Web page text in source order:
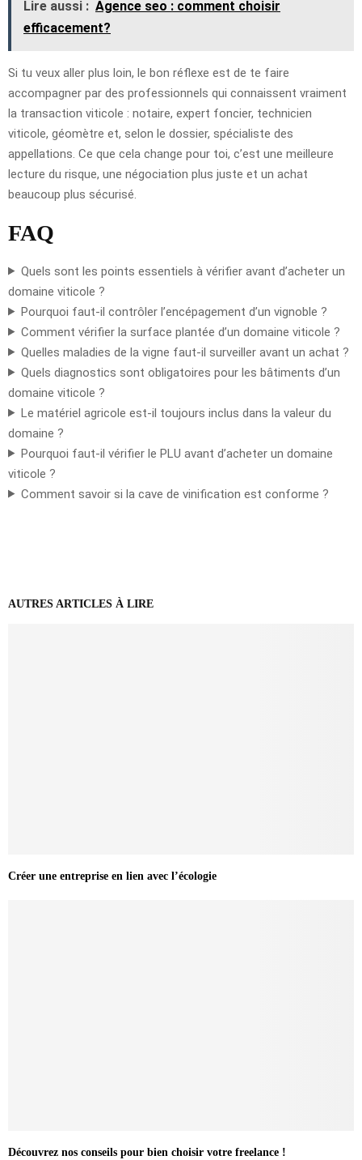
Lire aussi : Agence seo : comment choisir
efficacement?
Si tu veux aller plus loin, le bon réflexe est de te faire
accompagner par des professionnels qui connaissent vraiment
la transaction viticole : notaire, expert foncier, technicien
viticole, géomètre et, selon le dossier, spécialiste des
appellations. Ce que cela change pour toi, c’est une meilleure
lecture du risque, une négociation plus juste et un achat
beaucoup plus sécurisé.
FAQ
Quels sont les points essentiels à vérifier avant d’acheter un
domaine viticole ?
Pourquoi faut-il contrôler l’encépagement d’un vignoble ?
Comment vérifier la surface plantée d’un domaine viticole ?
Quelles maladies de la vigne faut-il surveiller avant un achat ?
Quels diagnostics sont obligatoires pour les bâtiments d’un
domaine viticole ?
Le matériel agricole est-il toujours inclus dans la valeur du
domaine ?
Pourquoi faut-il vérifier le PLU avant d’acheter un domaine
viticole ?
Comment savoir si la cave de vinification est conforme ?
AUTRES ARTICLES À LIRE
Créer une entreprise en lien avec l’écologie
Découvrez nos conseils pour bien choisir votre freelance !